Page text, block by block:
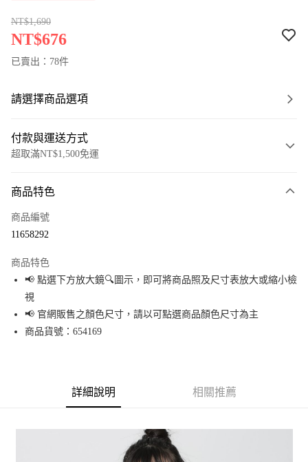
NT$1,690
NT$676
已賣出：78件
請選擇商品選項
付款與運送方式
超取滿NT$1,500免運
信用卡一次付款
Apple Pay
街口支付
悠遊付
大哥付你分期
1.本服務由台灣大哥大提供，台灣大哥大用戶可立即使用無須另外申請。
商品特色
商品編號
11658292
商品特色
📢 點選下方放大鏡🔍圖示，即可將商品照及尺寸表放大或縮小檢
視
📢 官網販售之顏色尺寸，請以可點選商品顏色尺寸為主
商品貨號：654169
詳細說明 相關推薦